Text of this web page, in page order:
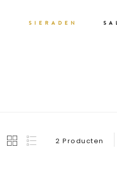
SIERADEN
2 Producten